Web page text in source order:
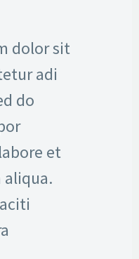
dolor sit
adi
do
et
aliqua.